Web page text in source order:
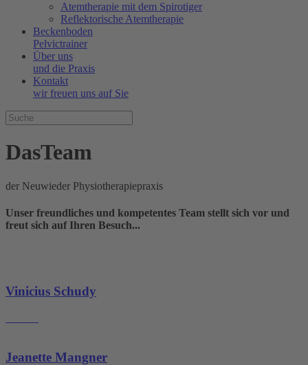
Atemtherapie mit dem Spirotiger
Reflektorische Atemtherapie
Beckenboden
Pelvictrainer
Über uns
und die Praxis
Kontakt
wir freuen uns auf Sie
DasTeam
der Neuwieder Physiotherapiepraxis
Unser freundliches und kompetentes Team stellt sich vor und
freut sich auf Ihren Besuch...
Vinicius Schudy
Jeanette Mangner